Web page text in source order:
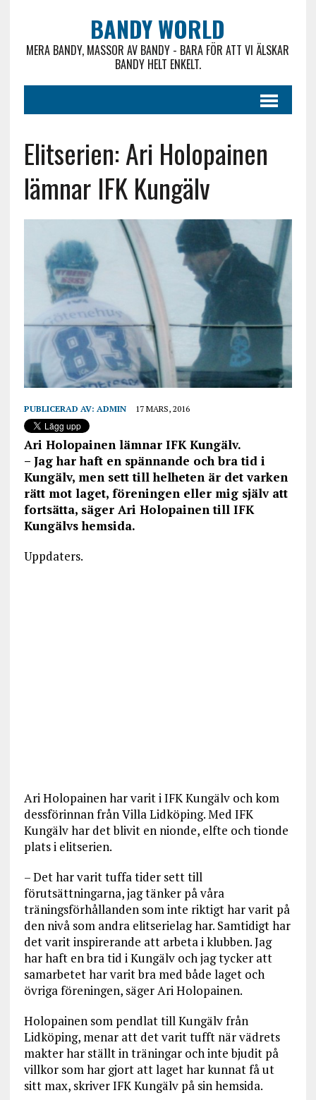
BANDY WORLD
MERA BANDY, MASSOR AV BANDY - BARA FÖR ATT VI ÄLSKAR
BANDY HELT ENKELT.
Elitserien: Ari Holopainen
lämnar IFK Kungälv
PUBLICERAD AV: ADMIN 17 MARS, 2016
Ari Holopainen lämnar IFK Kungälv.
– Jag har haft en spännande och bra tid i
Kungälv, men sett till helheten är det varken
rätt mot laget, föreningen eller mig själv att
fortsätta, säger Ari Holopainen till IFK
Kungälvs hemsida.
Uppdaters.
Ari Holopainen har varit i IFK Kungälv och kom
dessförinnan från Villa Lidköping. Med IFK
Kungälv har det blivit en nionde, elfte och tionde
plats i elitserien.
– Det har varit tuffa tider sett till
förutsättningarna, jag tänker på våra
träningsförhållanden som inte riktigt har varit på
den nivå som andra elitserielag har. Samtidigt har
det varit inspirerande att arbeta i klubben. Jag
har haft en bra tid i Kungälv och jag tycker att
samarbetet har varit bra med både laget och
övriga föreningen, säger Ari Holopainen.
Holopainen som pendlat till Kungälv från
Lidköping, menar att det varit tufft när vädrets
makter har ställt in träningar och inte bjudit på
villkor som har gjort att laget har kunnat få ut
sitt max, skriver IFK Kungälv på sin hemsida.